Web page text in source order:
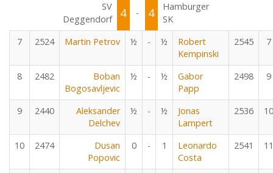
SV
Deggendorf
4 - 4
Hamburger
SK
7
2524 Martin Petrov ½ - ½
Robert
Kempinski
2545 7
8 2482
Boban
Bogosavljevic
½ - ½
Gabor
Papp
2498 9
9 2440
Aleksander
Delchev
½ - ½
Jonas
Lampert
2536 10
10 2474
Dusan
Popovic
0 - 1
Leonardo
Costa
2541 11